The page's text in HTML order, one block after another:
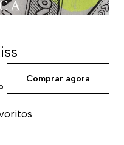
Comprar agora